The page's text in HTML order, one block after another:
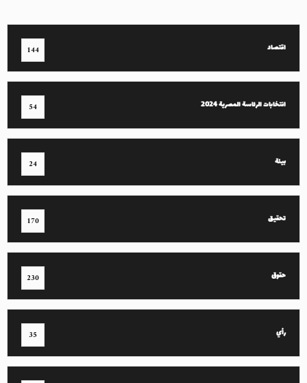
اقتصاد 144
انتخابات الرئاسة المصرية 2024 54
بيئة 24
تحقيق 170
حقوق 230
رأي 35